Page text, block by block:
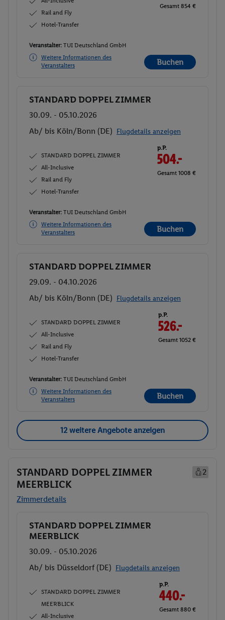
Rail and Fly
Hotel-Transfer
Gesamt 854 €
Veranstalter: TUI Deutschland GmbH
Weitere Informationen des
Veranstalters
Buchen
Buchen
STANDARD DOPPEL ZIMMER
30.09. - 05.10.2026
Ab/ bis Köln/Bonn (DE) Flugdetails anzeigen
STANDARD DOPPEL ZIMMER
All-Inclusive
Rail and Fly
Hotel-Transfer
p.P.
504.-
Gesamt 1008 €
Veranstalter: TUI Deutschland GmbH
Weitere Informationen des
Veranstalters
Buchen
Buchen
STANDARD DOPPEL ZIMMER
29.09. - 04.10.2026
Ab/ bis Köln/Bonn (DE) Flugdetails anzeigen
STANDARD DOPPEL ZIMMER
All-Inclusive
Rail and Fly
Hotel-Transfer
p.P.
526.-
Gesamt 1052 €
Veranstalter: TUI Deutschland GmbH
Weitere Informationen des
Veranstalters
Buchen
12 weitere Angebote anzeigen
STANDARD DOPPEL ZIMMER
MEERBLICK
2
Zimmerdetails
Buchen
STANDARD DOPPEL ZIMMER
MEERBLICK
30.09. - 05.10.2026
Ab/ bis Düsseldorf (DE) Flugdetails anzeigen
STANDARD DOPPEL ZIMMER
MEERBLICK
All-Inclusive
p.P.
440.-
Gesamt 880 €